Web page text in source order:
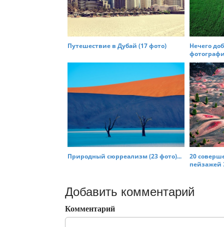
Путешествие в Дубай (17 фото)
Нечего
Природный сюрреализм (23 фото)...
20
пейзажей
Добавить комментарий
Комментарий